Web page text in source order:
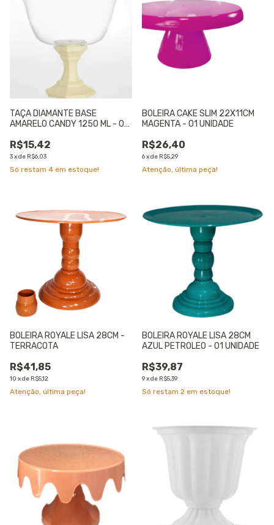
TAÇA DIAMANTE BASE
AMARELO CANDY 1250 ML - 01
R$15,42
3xde R$6,03
Só restam 4 em estoque!
BOLEIRA CAKE SLIM 22X11CM
MAGENTA - 01 UNIDADE
R$26,40
6xde R$5,29
Atenção, última peça!
BOLEIRA ROYALE LISA 28CM -
TERRACOTA
R$41,85
10 xde R$5,12
Atenção, última peça!
BOLEIRA ROYALE LISA 28CM
AZUL PETROLEO - 01 UNIDADE
R$39,87
9xde R$5,39
Só restam 2 em estoque!